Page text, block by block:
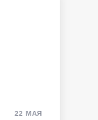
22 МАЯ